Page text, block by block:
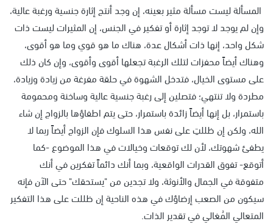
المسألة ليست مسألة مثير بعينه، إن وجد أنتج إثارة جنسية ورغبة عالية،
وإن لم يوجد لا توجد إثارة أو تفكير في الجنس، إن المثيرات ليست ذات
شكل واحد، إنها ذات أشكال عدة، هناك ما هو قوي وما هو أقوى،
وهناك أيضاً محفزات لتلك الرغبة تجعلها أقوى وأقوى، وإن كان ذلك
على مستوى الخيال، فتدخل الشهوة في حلقة مفرغة من زيادة وزيادة،
مطردة ولا تنتهي؛ فتصلين إلى رغبة جنسية عالية وساخنة ومحمومة
باستمرار، بل إنها أيضاً زائدة باستمرار، حتى يتم اطفاؤها بالزواج إن شاء
الله، ولكن إن ظللتِ على نفس هذا السلوك فإن الزواج أيضاً ربما لا
يطفئ شهوتك، لأن لك توقعات وخيالات في هذا الموضوع -كما
أتوقع- تفوق القدرات الواقعية، وبما أنك دائماً تفكرين في أنك
متفوقة في الجمال والأنوثة، ولا تجدين من "يستحقك" حتى الآن فإنه
سيكون من الصعب إرضاؤك في هذه الناحية إن ظللت على هذا التفكير
المتعالي المُغالي في تقدير الذات.